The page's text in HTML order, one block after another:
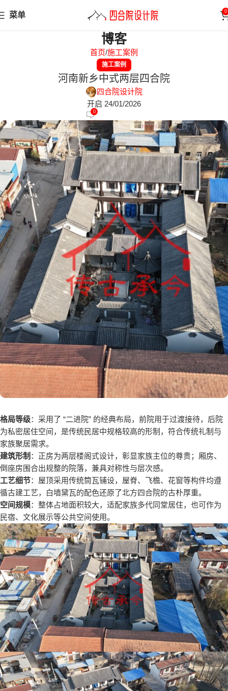
菜单 0
博客
首页 施工案例
施工案例
河南新乡中式两层四合院
四合院设计院
开启 24/01/2026
0
格局等级：采用了 “二进院” 的经典布局，前院用于过渡接待，后院
为私密居住空间，是传统民居中规格较高的形制，符合传统礼制与
家族聚居需求。
建筑形制 ：正房为两层楼阁式设计，彰显家族主位的尊贵；厢房、
倒座房围合出规整的院落，兼具对称性与层次感。
工艺细节：屋顶采用传统筒瓦铺设，屋脊、飞檐、花窗等构件均遵
循古建工艺，白墙黛瓦的配色还原了北方四合院的古朴厚重。
空间规模：整体占地面积较大，适配家族多代同堂居住，也可作为
民宿、文化展示等公共空间使用。